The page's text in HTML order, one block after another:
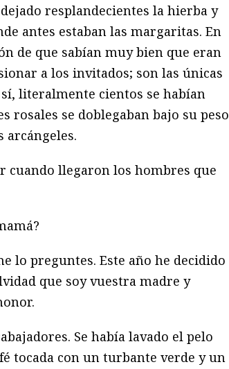
resplandecientes la hierba y
antes estaban las margaritas. En
de que sabían muy bien que eran
a los invitados; son las únicas
literalmente cientos se habían
rosales se doblegaban bajo su peso
arcángeles.
cuando llegaron los hombres que
lo preguntes. Este año he decidido
que soy vuestra madre y
Se había lavado el pelo
tocada con un turbante verde y un